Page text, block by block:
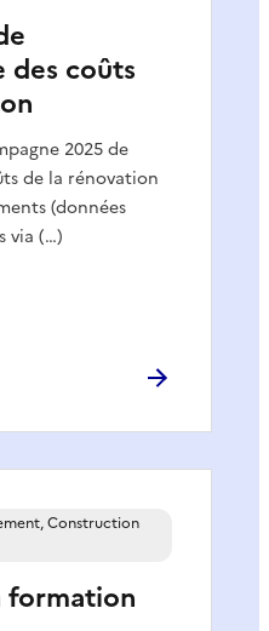
des coûts
2025 de
de la rénovation
(données
via (…)
formation
Construction